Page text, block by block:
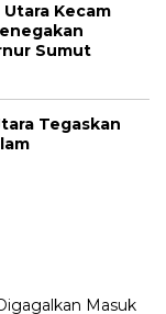
Kecam
Sumut
Tegaskan